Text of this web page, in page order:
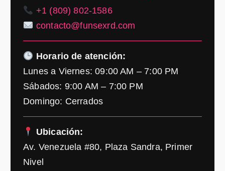
+1 (809) 802-1586
contacto@funsexrd.com
Horario de atención:
Lunes a Viernes: 09:00 AM – 7:00 PM
Sábados: 9:00 AM – 7:00 PM
Domingo: Cerrados
Ubicación:
Av. Venezuela #80, Plaza Sandra, Primer
Nivel